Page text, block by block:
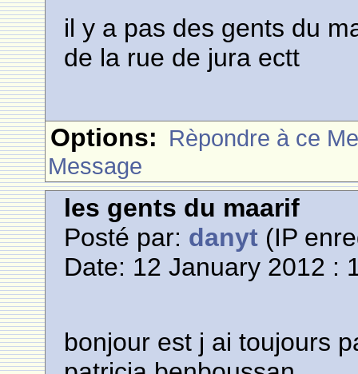
il y a pas des gents du
de la rue de jura ectt
Options: Rèpondre à ce
Message
les gents du maarif
Posté par: danyt (IP
Date: 12 January 2012 :
bonjour est j ai toujours